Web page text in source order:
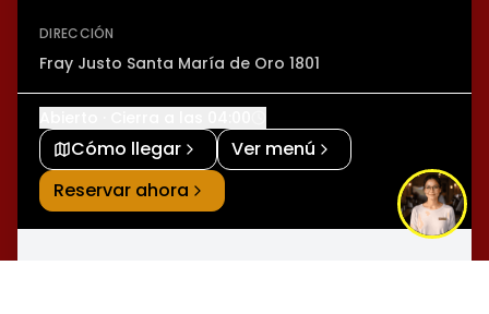
DIRECCIÓN
Fray Justo Santa María de Oro 1801
Cómo llegar
Ver menú
Reservar ahora